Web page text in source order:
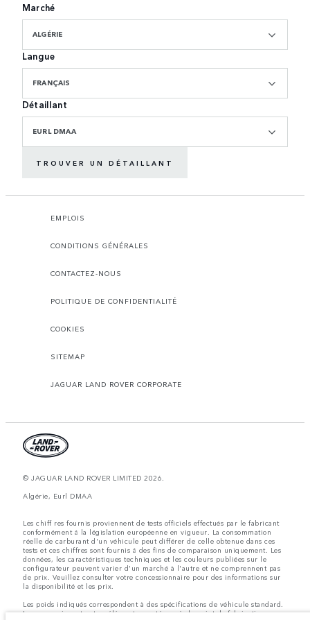
Marché
ALGÉRIE
Langue
FRANÇAIS
Détaillant
EURL DMAA
TROUVER UN DÉTAILLANT
EMPLOIS
CONDITIONS GÉNÉRALES
CONTACTEZ-NOUS
POLITIQUE DE CONFIDENTIALITÉ
COOKIES
SITEMAP
JAGUAR LAND ROVER CORPORATE
© JAGUAR LAND ROVER LIMITED 2026.
Algérie, Eurl DMAA
Les chiff res fournis proviennent de tests officiels effectués par le fabricant
conformément å la législation européenne en vigueur. La consommation
réelle de carburant d'un véhicule peut différer de celle obtenue dans ces
tests et ces chiffres sont fournis å des fins de comparaison uniquement. Les
données, les caractéristiques techniques et les couleurs publiées sur le
configurateur peuvent varier d'un marché à l'autre et ne comprennent pas
de prix. Veuillez consulter votre concessionnaire pour des informations sur
la disponibilité et les prix.
Les poids indiqués correspondent à des spécifications de véhicule standard.
Les accessoires et autres éléments montés après le point de fabrication